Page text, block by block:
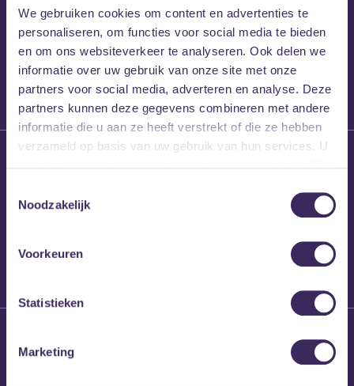
We gebruiken cookies om content en advertenties te
personaliseren, om functies voor social media te bieden
en om ons websiteverkeer te analyseren. Ook delen we
informatie over uw gebruik van onze site met onze
partners voor social media, adverteren en analyse. Deze
partners kunnen deze gegevens combineren met andere
informatie die u aan ze heeft verstrekt of die ze hebben
verzameld op basis van uw gebruik van hun services. U
Noodzakelijk
Voorkeuren
Statistieken
Marketing
27 maart 2026
Willem’s Blog:
Frans Kalf
26 maart 2026
Brennt Vanneste